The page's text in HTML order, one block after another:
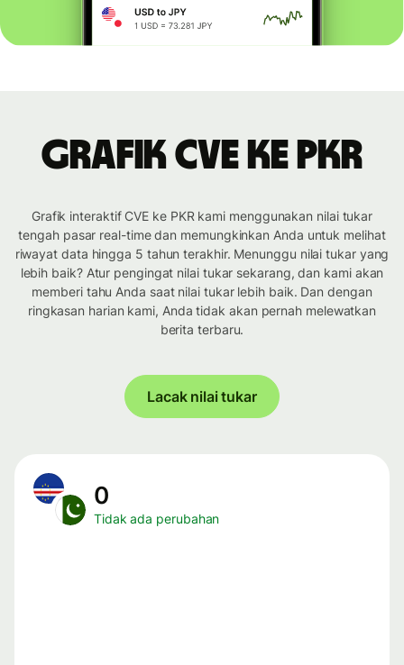
Grafik CVE ke PKR
Grafik interaktif CVE ke PKR kami menggunakan nilai tukar
tengah pasar real-time dan memungkinkan Anda untuk melihat
riwayat data hingga 5 tahun terakhir. Menunggu nilai tukar yang
lebih baik? Atur pengingat nilai tukar sekarang, dan kami akan
memberi tahu Anda saat nilai tukar lebih baik. Dan dengan
ringkasan harian kami, Anda tidak akan pernah melewatkan
berita terbaru.
Lacak nilai tukar
0
Tidak ada perubahan